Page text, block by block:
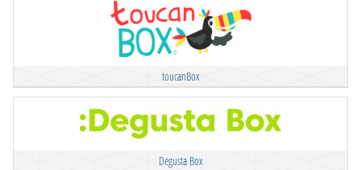
toucanBox
Degusta Box